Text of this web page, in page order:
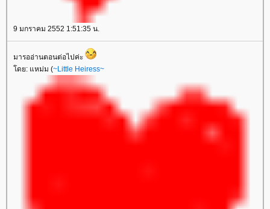
9 มกราคม 2552 1:51:35 น.
มารออ่านตอนต่อไปค่ะ
ดย: แหม่ม (~Little Heiress~